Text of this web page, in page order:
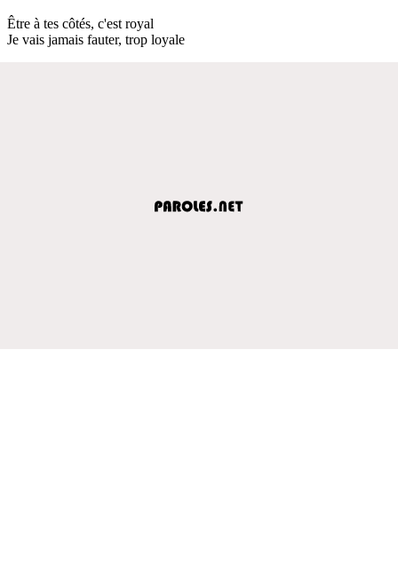
Être à tes côtés, c'est royal
Je vais jamais fauter, trop loyale